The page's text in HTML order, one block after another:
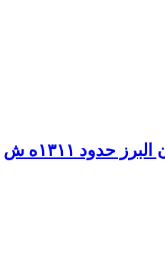
۱۳۱۱ه ش